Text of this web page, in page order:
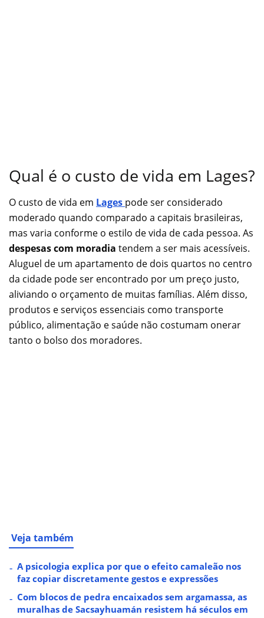
Qual é o custo de vida em Lages?
O custo de vida em Lages pode ser considerado
moderado quando comparado a capitais brasileiras,
mas varia conforme o estilo de vida de cada pessoa. As
despesas com moradia tendem a ser mais acessíveis.
Aluguel de um apartamento de dois quartos no centro
da cidade pode ser encontrado por um preço justo,
aliviando o orçamento de muitas famílias. Além disso,
produtos e serviços essenciais como transporte
público, alimentação e saúde não costumam onerar
tanto o bolso dos moradores.
Veja também
A psicologia explica por que o efeito camaleão nos
faz copiar discretamente gestos e expressões
Com blocos de pedra encaixados sem argamassa, as
muralhas de Sacsayhuamán resistem há séculos em